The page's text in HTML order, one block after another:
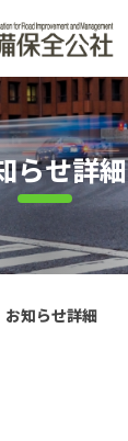
らせ詳細
お知らせ詳細